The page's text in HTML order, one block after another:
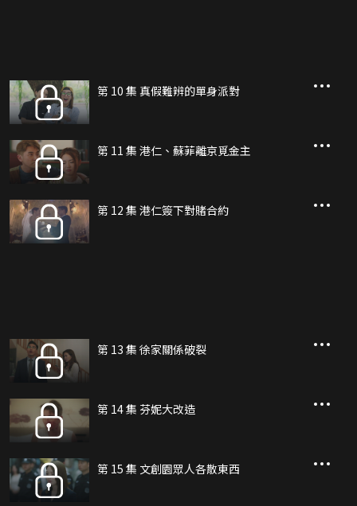
第 10 集 真假難辨的單身派對
第 11 集 港仁、蘇菲離京覓金主
第 12 集 港仁簽下對賭合約
第 13 集 徐家關係破裂
第 14 集 芬妮大改造
第 15 集 文創園眾人各散東西